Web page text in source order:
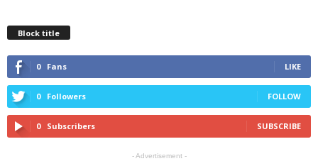
Block title
0 Fans LIKE
0 Followers FOLLOW
0 Subscribers SUBSCRIBE
- Advertisement -